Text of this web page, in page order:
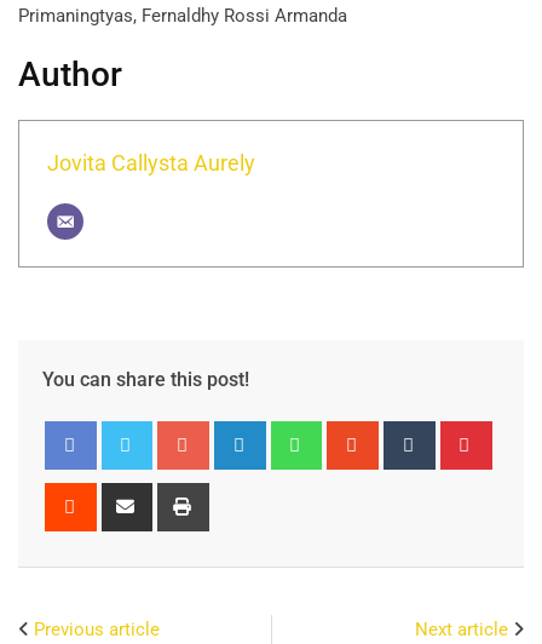
Primaningtyas, Fernaldhy Rossi Armanda
Author
Jovita Callysta Aurely
You can share this post!
Previous article Next article